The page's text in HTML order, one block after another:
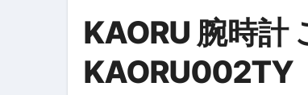
リサイクル業者の無料
青森県震度6とベネゼ
KAORU 腕時計
KAORU002TY